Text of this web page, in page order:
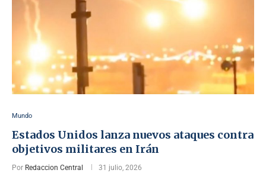
Mundo
Estados Unidos lanza nuevos ataques contra
objetivos militares en Irán
Por Redaccion Central 31 julio, 2026